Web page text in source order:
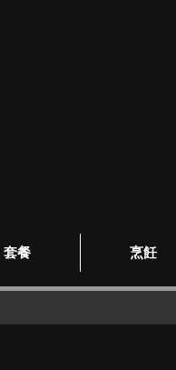
套餐 烹飪